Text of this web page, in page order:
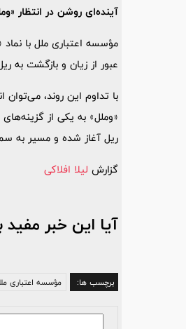
آینده‌ای روشن در انتظار
عبور از زیان و بازگشت به ریل سودآوری است. کاهش 53
با تداوم این روند،
«وملل» به یکی از
ریل آغاز شده و مسیر به
گزارش لیلا افلاکی
آیا این خبر مفید
برچسب ها: مؤسسه اعتباری